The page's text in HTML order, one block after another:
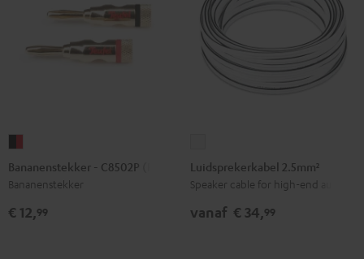
C8502P
Zwart/rood
Bananenstekker - C8502P (Paar)
Bananenstekker
€ 12,99
2.5mm²
Wit
Luidsprekerkabel 2.5mm²
Speaker cable for high-end audio
vanaf € 34,99